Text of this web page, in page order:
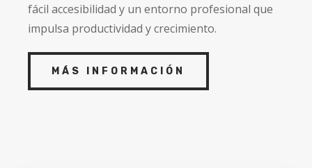
fácil accesibilidad y un entorno profesional que
impulsa productividad y crecimiento.
MÁS INFORMACIÓN